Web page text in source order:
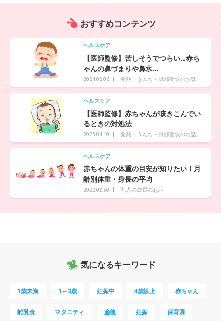
おすすめコンテンツ
ヘルスケア
【医師監修】苦しそうでつらい…赤ち
ゃんの鼻づまりや鼻水...
2024.02.06 発熱・うんち・風邪症状のお話
ヘルスケア
【医師監修】赤ちゃんが咳きこんでい
るときの対処法
2023.04.10 発熱・うんち・風邪症状のお話
ヘルスケア
赤ちゃんの体重の目安が知りたい！月
齢別体重・身長の平均
2022.08.30 乳児の成長のお話
気になるキーワード
1歳未満 1～3歳 妊娠中 4歳以上 赤ちゃん
離乳食 マタニティ 産後 妊娠 保育園